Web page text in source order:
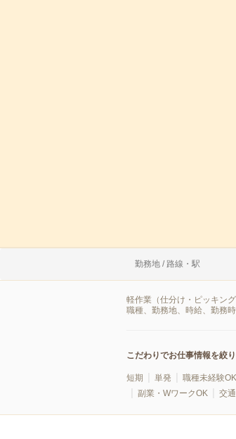
勤務地 / 路線・駅
軽作業（仕分け・ピッキン
職種、勤務地、時給、勤務
こだわりでお仕事情報を絞
短期 単発 職種未経験OK
副業・WワークOK
交